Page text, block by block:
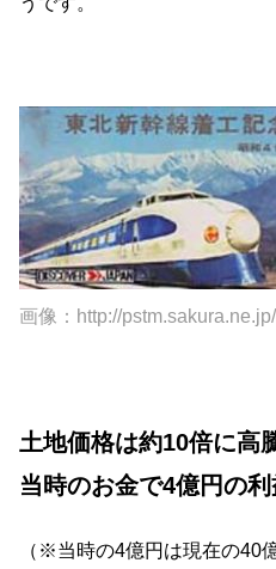
画像：http://
土地価格は約10倍に高
当時のお金で4億円の
（※当時の4億円は現在の40